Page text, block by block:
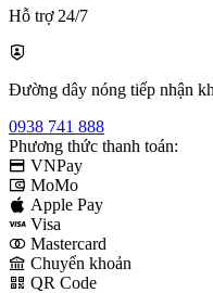
Hỗ trợ 24/7
Đường dây nóng tiếp nhận
0938 741 888
Phương thức thanh toán:
VNPay
MoMo
Apple Pay
Visa
Mastercard
Chuyển khoản
QR Code